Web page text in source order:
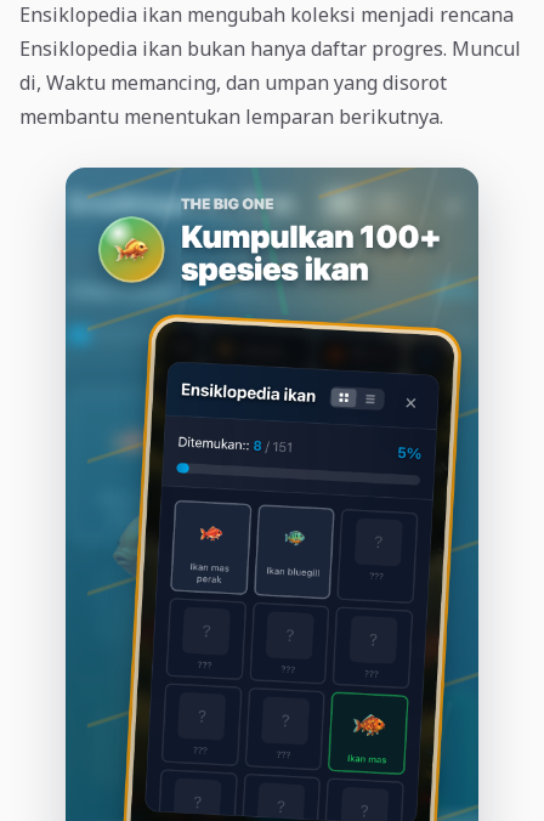
Ensiklopedia ikan mengubah koleksi menjadi rencana
Ensiklopedia ikan bukan hanya daftar progres. Muncul
di, Waktu memancing, dan umpan yang disorot
membantu menentukan lemparan berikutnya.